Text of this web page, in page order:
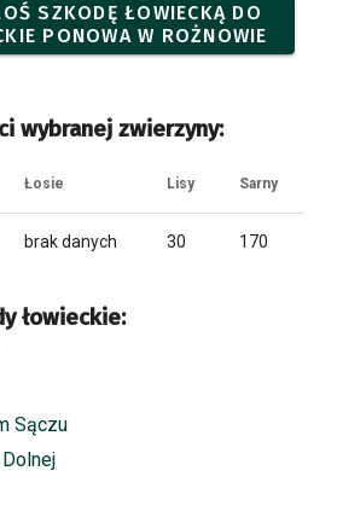
SZKODĘ ŁOWIECKĄ DO
PONOWA W ROŻNOWIE
wybranej zwierzyny:
Łosie Lisy Sarny
brak danych 30 170
łowieckie:
Sączu